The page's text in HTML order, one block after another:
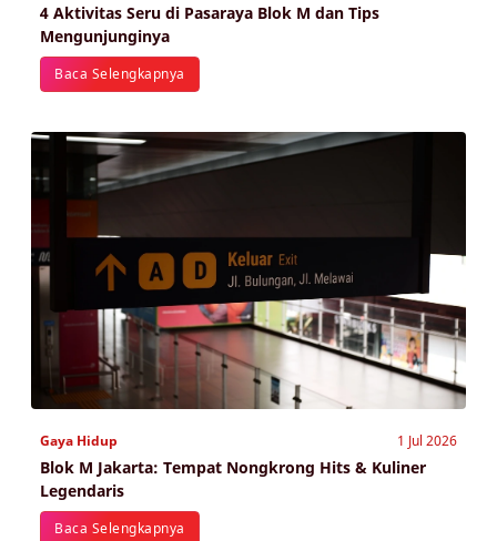
4 Aktivitas Seru di Pasaraya Blok M dan Tips
Mengunjunginya
Baca Selengkapnya
Gaya Hidup 1 Jul 2026
Blok M Jakarta: Tempat Nongkrong Hits & Kuliner
Legendaris
Baca Selengkapnya